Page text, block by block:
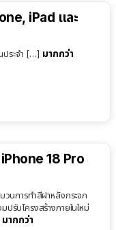
iPad และ
ประจำ […] มากกว่า
18 Pro
นการทำสีฝาหลังกระจก
รับโครงสร้างภายในใหม่
มากกว่า